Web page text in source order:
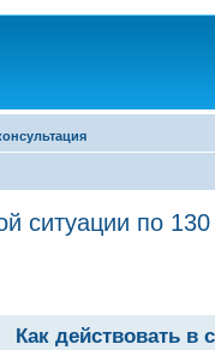
ситуации по 130
Как действовать в